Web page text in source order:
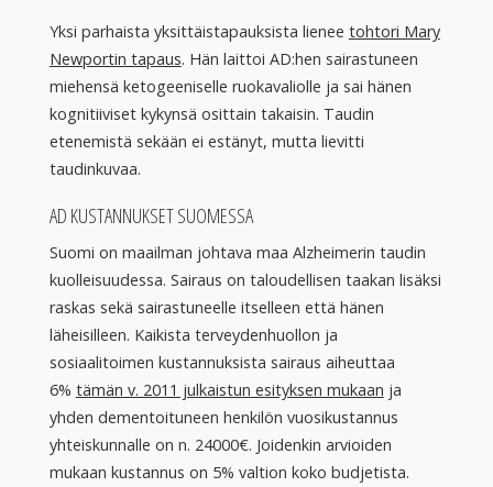
Yksi parhaista yksittäistapauksista lienee tohtori Mary
Newportin tapaus. Hän laittoi AD:hen sairastuneen
miehensä ketogeeniselle ruokavaliolle ja sai hänen
kognitiiviset kykynsä osittain takaisin. Taudin
etenemistä sekään ei estänyt, mutta lievitti
taudinkuvaa.
AD KUSTANNUKSET SUOMESSA
Suomi on maailman johtava maa Alzheimerin taudin
kuolleisuudessa. Sairaus on taloudellisen taakan lisäksi
raskas sekä sairastuneelle itselleen että hänen
läheisilleen. Kaikista terveydenhuollon ja
sosiaalitoimen kustannuksista sairaus aiheuttaa
6% tämän v. 2011 julkaistun esityksen mukaan ja
yhden dementoituneen henkilön vuosikustannus
yhteiskunnalle on n. 24000€. Joidenkin arvioiden
mukaan kustannus on 5% valtion koko budjetista.